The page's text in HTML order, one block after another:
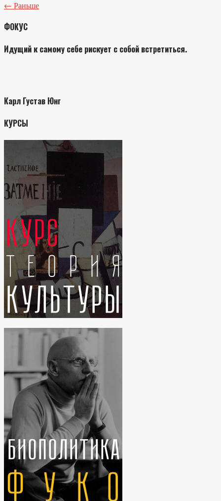
← Раньше
ФОКУС
Идущий к самому себе рискует с собой встретиться.
Карл Густав Юнг
КУРСЫ